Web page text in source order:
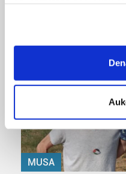
If you allow, we would
Collect
Identify your
specific
Find out more about how
and set your preferences
Odik berria
MUSA